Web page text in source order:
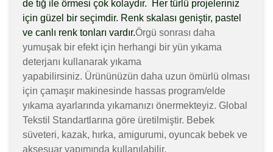
de tığ ile örmesi çok kolaydır. Her türlü projeleriniz
için güzel bir seçimdir. Renk skalası geniştir, pastel
ve canlı renk tonları vardır.Örgü sonrası daha
yumuşak bir efekt için herhangi bir yün yıkama
deterjanı kullanarak yıkama
yapabilirsiniz. Ürününüzün daha uzun ömürlü olması
için çamaşır makinesinde hassas program/elde
yıkama ayarlarında yıkamanızı önermekteyiz. Global
Tekstil Standartlarına göre üretilmiştir. Bebek
süveteri, kazak, hırka, amigurumi, oyuncak bebek ve
aksesuar yapımında kullanılabilir